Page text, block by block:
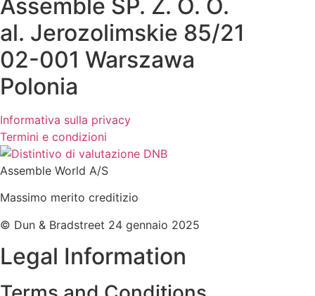
Assemble SP. Z. O. O.
al. Jerozolimskie 85/21
02-001 Warszawa
Polonia
Informativa sulla privacy
Termini e condizioni
Assemble World A/S
Massimo merito creditizio
© Dun & Bradstreet 24 gennaio 2025
Legal Information